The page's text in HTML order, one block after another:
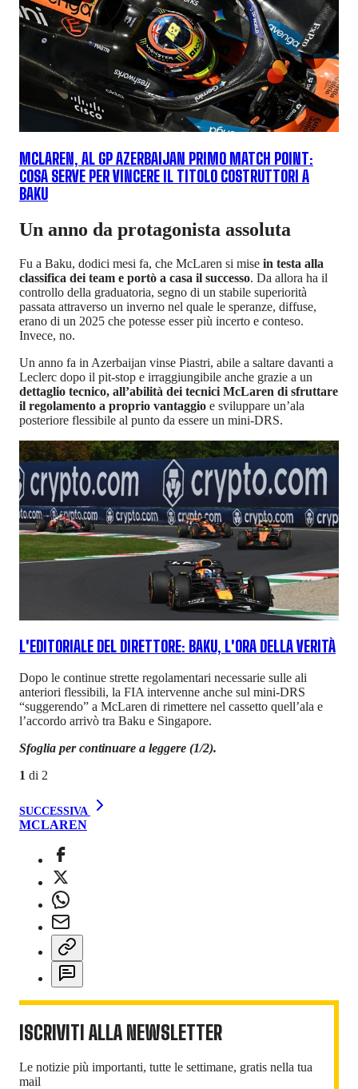
MCLAREN, AL GP AZERBAIJAN PRIMO MATCH POINT:
COSA SERVE PER VINCERE IL TITOLO COSTRUTTORI A
BAKU
Un anno da protagonista assoluta
Fu a Baku, dodici mesi fa, che McLaren si mise in testa alla
classifica dei team e portò a casa il successo. Da allora ha il
controllo della graduatoria, segno di un stabile superiorità
passata attraverso un inverno nel quale le speranze, diffuse,
erano di un 2025 che potesse esser più incerto e conteso.
Invece, no.
Un anno fa in Azerbaijan vinse Piastri, abile a saltare davanti a
Leclerc dopo il pit-stop e irraggiungibile anche grazie a un
dettaglio tecnico, all’abilità dei tecnici McLaren di sfruttare
il regolamento a proprio vantaggio e sviluppare un’ala
posteriore flessibile al punto da essere un mini-DRS.
L'EDITORIALE DEL DIRETTORE: BAKU, L'ORA DELLA VERITÀ
Dopo le continue strette regolamentari necessarie sulle ali
anteriori flessibili, la FIA intervenne anche sul mini-DRS
“suggerendo” a McLaren di rimettere nel cassetto quell’ala e
l’accordo arrivò tra Baku e Singapore.
Sfoglia per continuare a leggere (1/2).
1 di 2
SUCCESSIVA
MCLAREN
ISCRIVITI ALLA NEWSLETTER
Le notizie più importanti, tutte le settimane, gratis nella tua
mail